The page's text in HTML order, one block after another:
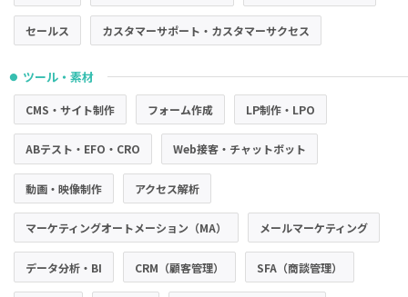
セールス カスタマーサポート・カスタマーサクセス
● ツール・素材
CMS・サイト制作 フォーム作成 LP制作・LPO
ABテスト・EFO・CRO Web接客・チャットボット
動画・映像制作 アクセス解析
マーケティングオートメーション（MA） メールマーケティング
データ分析・BI CRM（顧客管理） SFA（商談管理）